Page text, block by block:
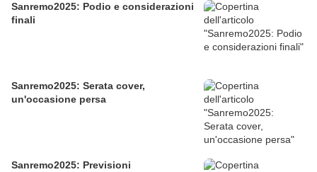
Sanremo2025: Podio e considerazioni
finali
Sanremo2025: Serata cover,
un'occasione persa
Sanremo2025: Previsioni